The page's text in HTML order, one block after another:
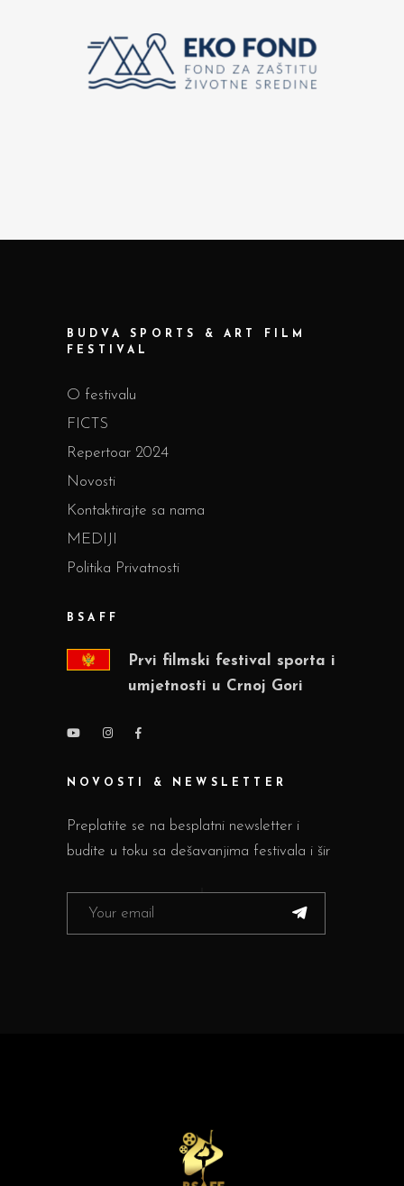
BUDVA SPORTS & ART FILM
FESTIVAL
O festivalu
FICTS
Repertoar 2024
Novosti
Kontaktirajte sa nama
MEDIJI
Politika Privatnosti
BSAFF
Prvi filmski festival sporta i
umjetnosti u Crnoj Gori
NOVOSTI & NEWSLETTER
Preplatite se na besplatni newsletter i
budite u toku sa dešavanjima festivala i šir